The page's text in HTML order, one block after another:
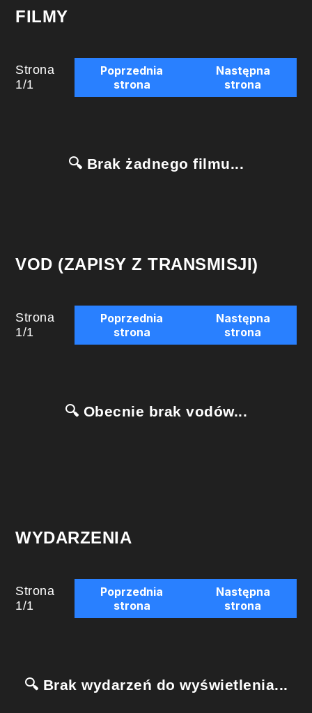
FILMY
Strona
1/1
Poprzednia
strona
Następna
strona
🔍 Brak żadnego filmu...
VOD (ZAPISY Z TRANSMISJI)
Strona
1/1
Poprzednia
strona
Następna
strona
🔍 Obecnie brak vodów...
WYDARZENIA
Strona
1/1
Poprzednia
strona
Następna
strona
🔍 Brak wydarzeń do wyświetlenia...